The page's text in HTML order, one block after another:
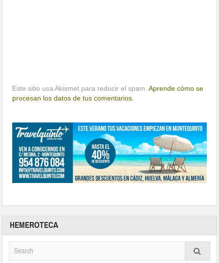
Este sitio usa Akismet para reducir el spam.Aprende cómo se
procesan los datos de tus comentarios.
HEMEROTECA